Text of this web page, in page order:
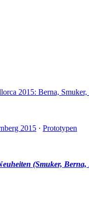
2015: Berna,
2015 · Prototypen
(Smuker,